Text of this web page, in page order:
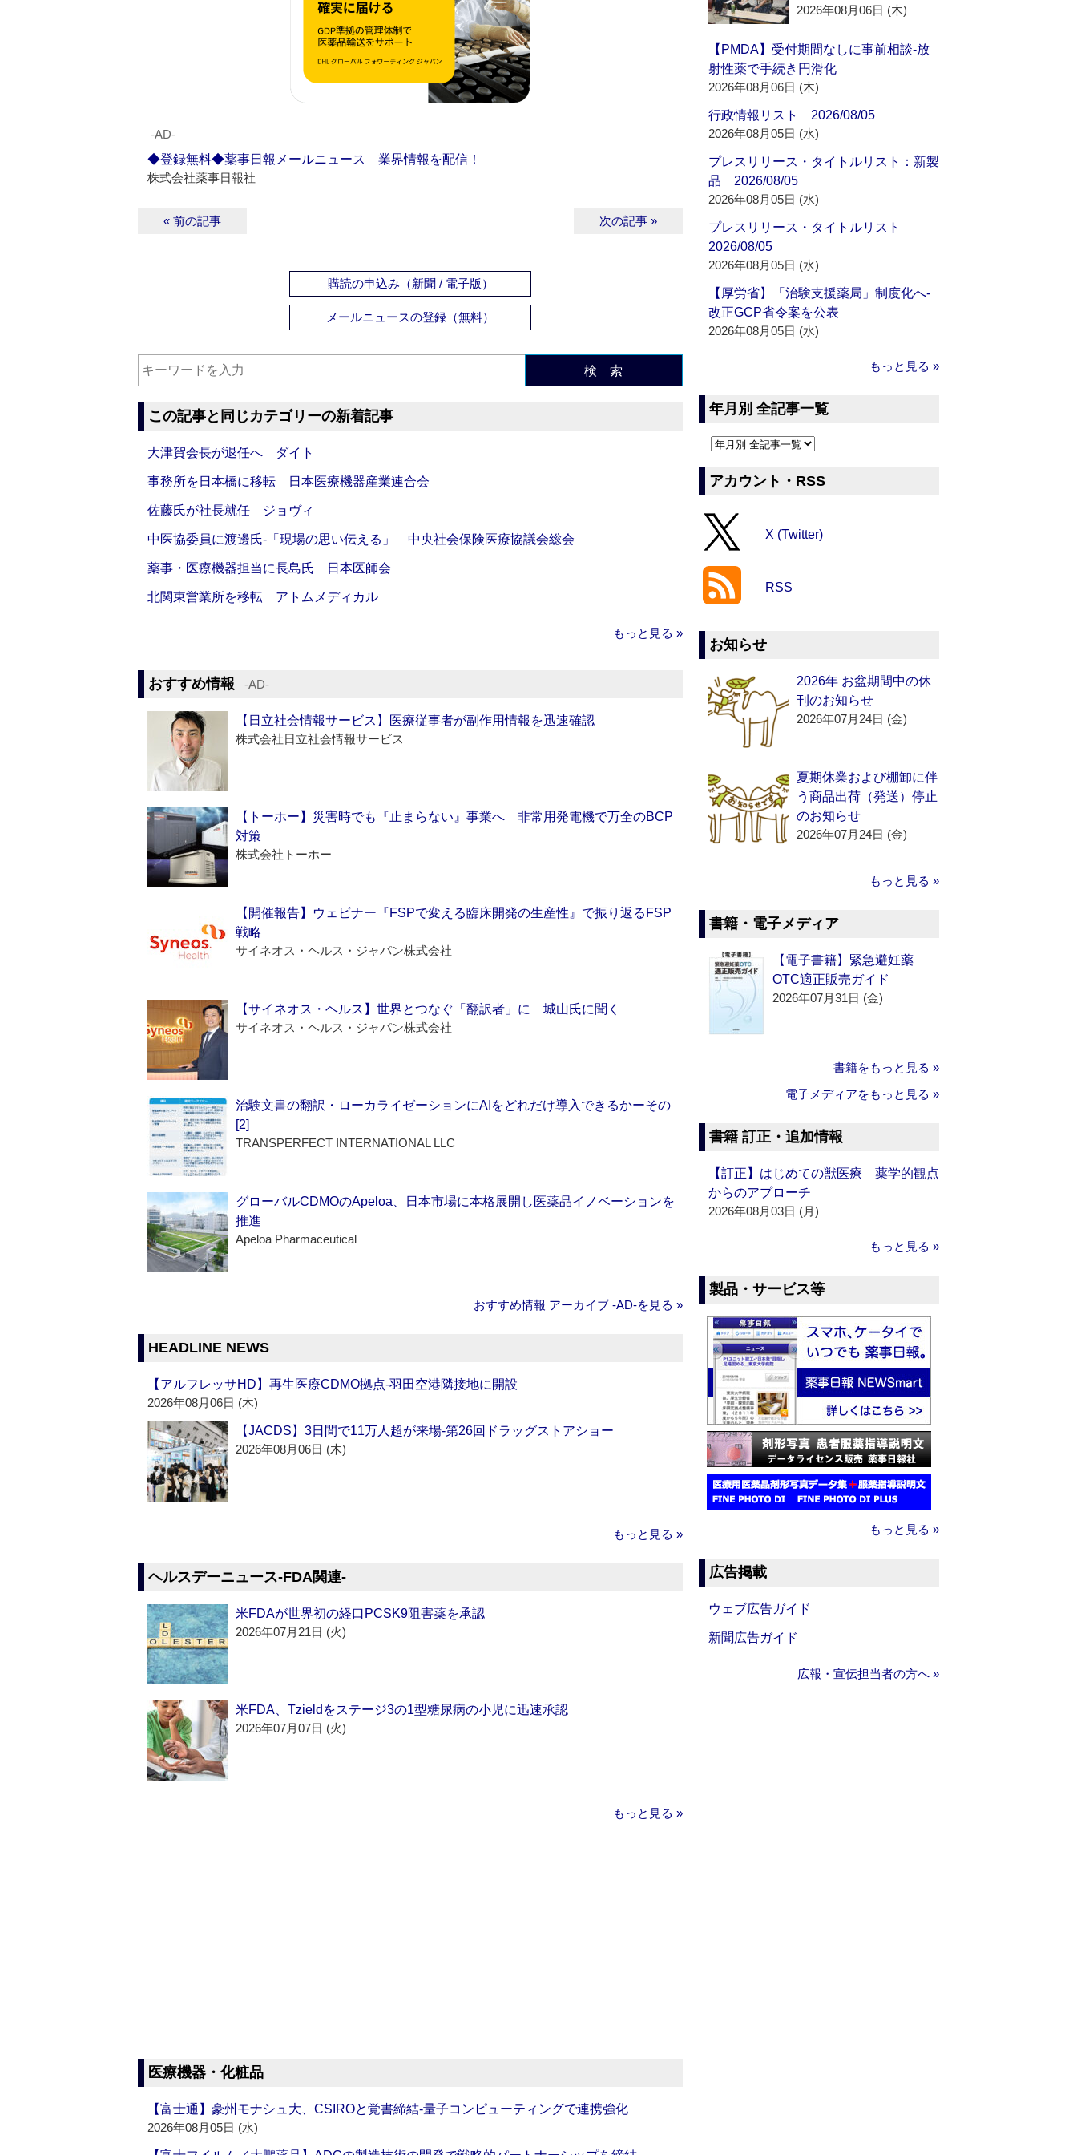
‐AD‐
◆登録無料◆薬事日報メールニュース 業界情報を配信！
株式会社薬事日報社
« 前の記事 次の記事 »
購読の申込み（新聞 / 電子版）
メールニュースの登録（無料）
検 索
この記事と同じカテゴリーの新着記事
大津賀会長が退任へ ダイト
事務所を日本橋に移転 日本医療機器産業連合会
佐藤氏が社長就任 ジョヴィ
中医協委員に渡邊氏‐「現場の思い伝える」 中央社会保険医療協議会総会
薬事・医療機器担当に長島氏 日本医師会
北関東営業所を移転 アトムメディカル
もっと見る »
おすすめ情報 ‐AD‐
【日立社会情報サービス】医療従事者が副作用情報を迅速確認
株式会社日立社会情報サービス
【トーホー】災害時でも『止まらない』事業へ 非常用発電機で万全のBCP
対策
株式会社トーホー
【開催報告】ウェビナー『FSPで変える臨床開発の生産性』で振り返るFSP
戦略
サイネオス・ヘルス・ジャパン株式会社
【サイネオス・ヘルス】世界とつなぐ「翻訳者」に 城山氏に聞く
サイネオス・ヘルス・ジャパン株式会社
治験文書の翻訳・ローカライゼーションにAIをどれだけ導入できるかーその
[2]
TRANSPERFECT INTERNATIONAL LLC
グローバルCDMOのApeloa、日本市場に本格展開し医薬品イノベーションを
推進
Apeloa Pharmaceutical
おすすめ情報 アーカイブ ‐AD‐を見る »
HEADLINE NEWS
【アルフレッサHD】再生医療CDMO拠点‐羽田空港隣接地に開設
2026年08月06日 (木)
【JACDS】3日間で11万人超が来場‐第26回ドラッグストアショー
2026年08月06日 (木)
もっと見る »
ヘルスデーニュース‐FDA関連‐
米FDAが世界初の経口PCSK9阻害薬を承認
2026年07月21日 (火)
米FDA、Tzieldをステージ3の1型糖尿病の小児に迅速承認
2026年07月07日 (火)
もっと見る »
医療機器・化粧品
【富士通】豪州モナシュ大、CSIROと覚書締結‐量子コンピューティングで連携強化
2026年08月05日 (水)
2026年08月06日 (木)
【PMDA】受付期間なしに事前相談‐放
射性薬で手続き円滑化
2026年08月06日 (木)
行政情報リスト 2026/08/05
2026年08月05日 (水)
プレスリリース・タイトルリスト：新製
品 2026/08/05
2026年08月05日 (水)
プレスリリース・タイトルリスト
2026/08/05
2026年08月05日 (水)
【厚労省】「治験支援薬局」制度化へ‐
改正GCP省令案を公表
2026年08月05日 (水)
もっと見る »
年月別 全記事一覧
アカウント・RSS
X (Twitter)
RSS
お知らせ
2026年 お盆期間中の休
刊のお知らせ
2026年07月24日 (金)
夏期休業および棚卸に伴
う商品出荷（発送）停止
のお知らせ
2026年07月24日 (金)
もっと見る »
書籍・電子メディア
【電子書籍】緊急避妊薬
OTC適正販売ガイド
2026年07月31日 (金)
書籍をもっと見る »
電子メディアをもっと見る »
書籍 訂正・追加情報
【訂正】はじめての獣医療 薬学的観点
からのアプローチ
2026年08月03日 (月)
もっと見る »
製品・サービス等
もっと見る »
広告掲載
ウェブ広告ガイド
新聞広告ガイド
広報・宣伝担当者の方へ »